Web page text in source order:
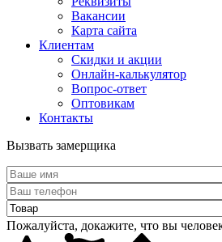
Вакансии
Карта сайта
Клиентам
Скидки и акции
Онлайн-калькулятор
Вопрос-ответ
Оптовикам
Контакты
Вызвать замерщика
Пожалуйста, докажите, что вы